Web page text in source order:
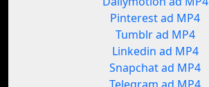
Pinterest ad MP4
Tumblr ad MP4
Linkedin ad MP4
Snapchat ad MP4